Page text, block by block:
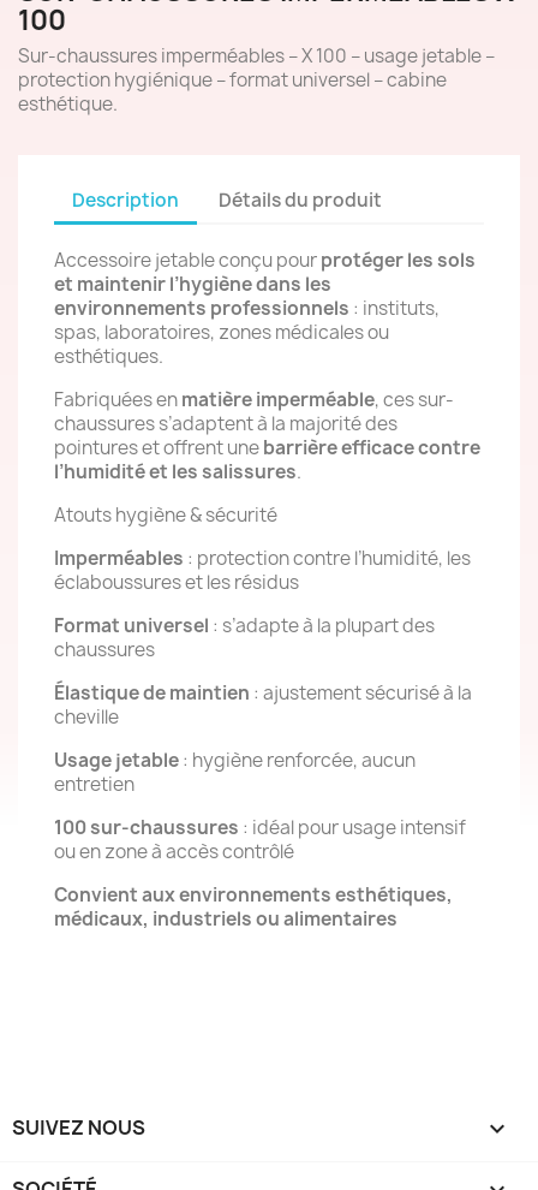
100
Sur-chaussures imperméables – X 100 – usage jetable –
protection hygiénique – format universel – cabine
esthétique.
Description Détails du produit
Accessoire jetable conçu pourprotéger les sols
et maintenir l’hygiène dans les
environnements professionnels : instituts,
spas, laboratoires, zones médicales ou
esthétiques.
Fabriquées enmatière imperméable, ces sur-
chaussures s’adaptent à la majorité des
pointures et offrent unebarrière efficace contre
l’humidité et les salissures.
Atouts hygiène & sécurité
Imperméables : protection contre l’humidité, les
éclaboussures et les résidus
Format universel : s’adapte à la plupart des
chaussures
Élastique de maintien : ajustement sécurisé à la
cheville
Usage jetable: hygiène renforcée, aucun
entretien
100 sur-chaussures : idéal pour usage intensif
ou en zone à accès contrôlé
Convient aux environnements esthétiques,
médicaux, industriels ou alimentaires
SUIVEZ NOUS 